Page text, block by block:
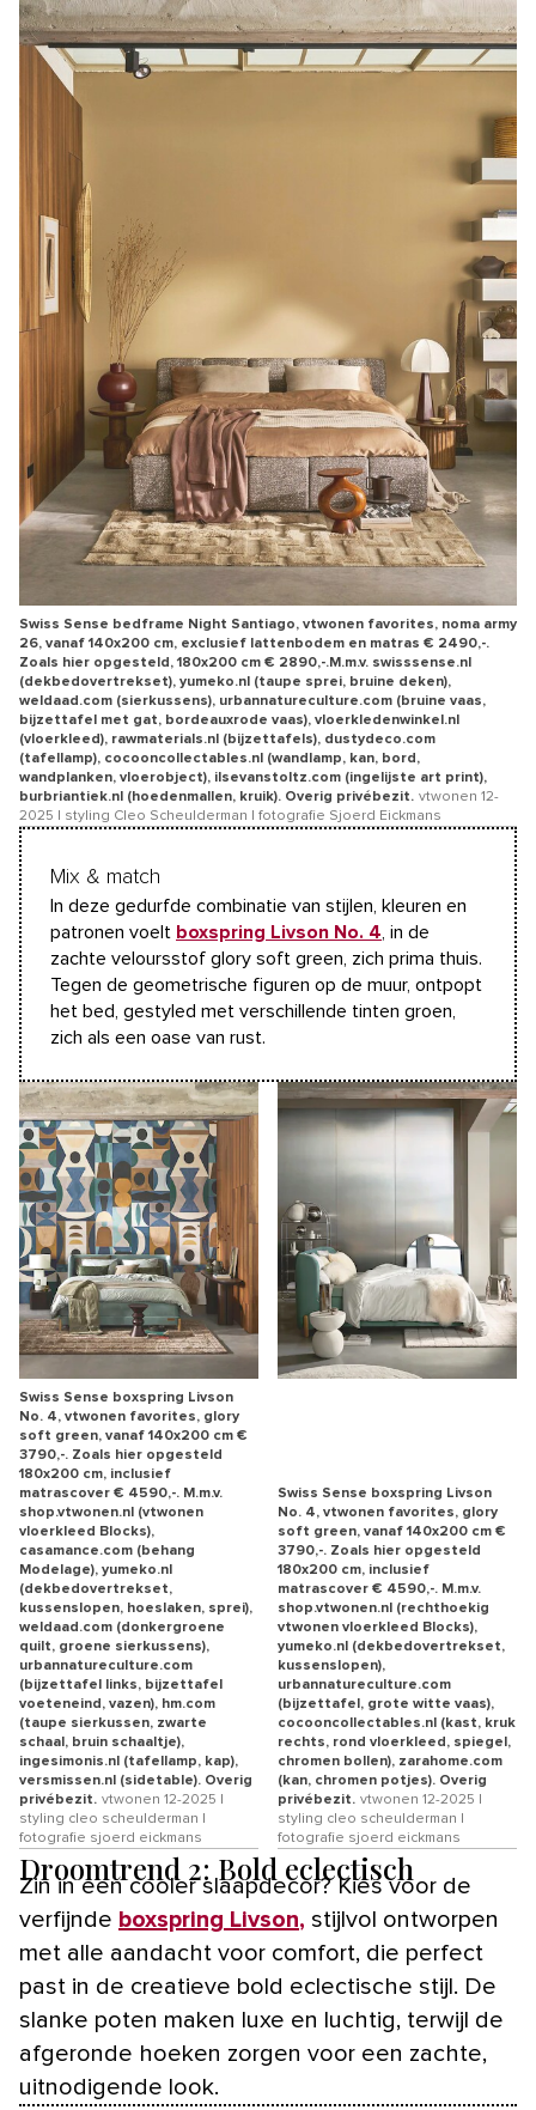
Swiss Sense bedframe Night Santiago, vtwonen favorites, noma army
26, vanaf 140x200 cm, exclusief lattenbodem en matras € 2490,-.
Zoals hier opgesteld, 180x200 cm € 2890,-.M.m.v. swisssense.nl
(dekbedovertrekset), yumeko.nl (taupe sprei, bruine deken),
weldaad.com (sierkussens), urbannatureculture.com (bruine vaas,
bijzettafel met gat, bordeauxrode vaas), vloerkledenwinkel.nl
(vloerkleed), rawmaterials.nl (bijzettafels), dustydeco.com
(tafellamp), cocooncollectables.nl (wandlamp, kan, bord,
wandplanken, vloerobject), ilsevanstoltz.com (ingelijste art print),
burbriantiek.nl (hoedenmallen, kruik). Overig privébezit. vtwonen 12-
2025 | styling Cleo Scheulderman | fotografie Sjoerd Eickmans
Mix & match
In deze gedurfde combinatie van stijlen, kleuren en
patronen voelt boxspring Livson No. 4 , in de
zachte veloursstof glory soft green, zich prima thuis.
Tegen de geometrische figuren op de muur, ontpopt
het bed, gestyled met verschillende tinten groen,
zich als een oase van rust.
Swiss Sense boxspring Livson
No. 4, vtwonen favorites, glory
soft green, vanaf 140x200 cm €
3790,-. Zoals hier opgesteld
180x200 cm, inclusief
matrascover € 4590,-. M.m.v.
shop.vtwonen.nl (vtwonen
vloerkleed Blocks),
casamance.com (behang
Modelage), yumeko.nl
(dekbedovertrekset,
kussenslopen, hoeslaken, sprei),
weldaad.com (donkergroene
quilt, groene sierkussens),
urbannatureculture.com
(bijzettafel links, bijzettafel
voeteneind, vazen), hm.com
(taupe sierkussen, zwarte
schaal, bruin schaaltje),
ingesimonis.nl (tafellamp, kap),
versmissen.nl (sidetable). Overig
privébezit. vtwonen 12-2025 |
styling cleo scheulderman |
fotografie sjoerd eickmans
Swiss Sense boxspring Livson
No. 4, vtwonen favorites, glory
soft green, vanaf 140x200 cm €
3790,-. Zoals hier opgesteld
180x200 cm, inclusief
matrascover € 4590,-. M.m.v.
shop.vtwonen.nl (rechthoekig
vtwonen vloerkleed Blocks),
yumeko.nl (dekbedovertrekset,
kussenslopen),
urbannatureculture.com
(bijzettafel, grote witte vaas),
cocooncollectables.nl (kast, kruk
rechts, rond vloerkleed, spiegel,
chromen bollen), zarahome.com
(kan, chromen potjes). Overig
privébezit. vtwonen 12-2025 |
styling cleo scheulderman |
fotografie sjoerd eickmans
Droomtrend 2: Bold eclectisch
Zin in een cooler slaapdecor? Kies voor de
verfijnde boxspring Livson, stijlvol ontworpen
met alle aandacht voor comfort, die perfect
past in de creatieve bold eclectische stijl. De
slanke poten maken luxe en luchtig, terwijl de
afgeronde hoeken zorgen voor een zachte,
uitnodigende look.